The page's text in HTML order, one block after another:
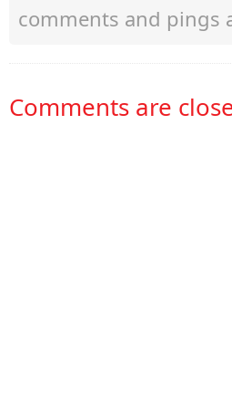
comments and pings
Comments are